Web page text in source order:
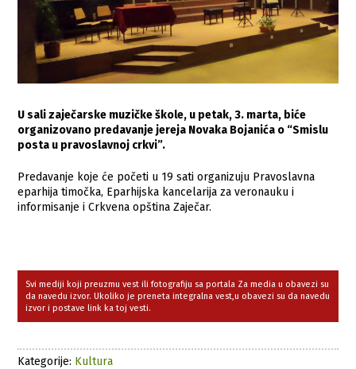
U sali zaječarske muzičke škole, u petak, 3. marta, biće
organizovano predavanje jereja Novaka Bojanića o “Smislu
posta u pravoslavnoj crkvi”.
Predavanje koje će početi u 19 sati organizuju Pravoslavna
eparhija timočka, Eparhijska kancelarija za veronauku i
informisanje i Crkvena opština Zaječar.
Svi mediji koji preuzmu vest ili fotografiju sa portala Za media u obavezi su
da navedu izvor. Ukoliko je preneta integralna vest,u obavezi su da navedu
izvor i postave link ka toj vesti.
Kategorije: Kultura